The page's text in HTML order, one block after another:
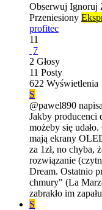
Obserwuj Ignoruj
Przeniesiony
profitec
11
7
2 Głosy
11 Posty
622 Wyświetlenia
S
@pawel890
Jakby producenci
możeby się
mają ekrany
za 1zł, no chyba,
rozwiązanie
Dream. Ostatnio
chmury" (La
zabrakło im
S